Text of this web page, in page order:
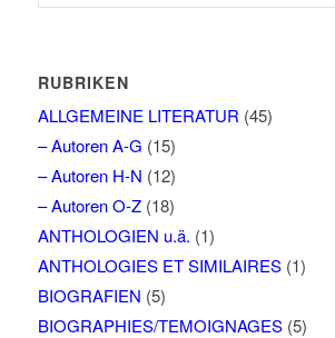
RUBRIKEN
ALLGEMEINE LITERATUR (45)
– Autoren A-G (15)
– Autoren H-N (12)
– Autoren O-Z(18)
ANTHOLOGIEN u.ä. (1)
ANTHOLOGIES ET SIMILAIRES(1)
BIOGRAFIEN (5)
BIOGRAPHIES/TEMOIGNAGES(5)